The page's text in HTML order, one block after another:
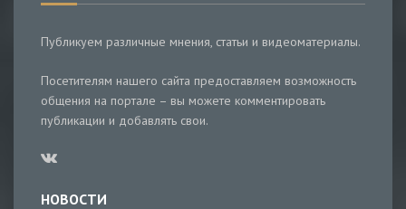
Публикуем различные мнения, статьи и видеоматериалы.
Посетителям нашего сайта предоставляем возможность
общения на портале – вы можете комментировать
публикации и добавлять свои.
НОВОСТИ